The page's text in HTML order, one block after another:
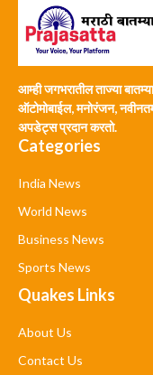
आम्ही जगभरातील ताज्या
ऑटोमोबाईल, मनोरंजन,
अपडेट्स प्रदान करतो.
Categories
India News
World News
Business News
Sports News
Quakes Links
About Us
Contact Us